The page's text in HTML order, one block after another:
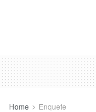
Home Enquete